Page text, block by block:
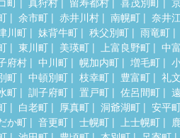
余市町 赤井川村 南幌町 奈井
川町
妹背牛町 秩父別町 雨竜町
東川町 美瑛町 上富良野町 中
府村
中川町 幌加内町 増毛町
町
中頓別町 枝幸町 豊富町 礼
町
訓子府町 置戸町 佐呂間町
白老町 厚真町 洞爺湖町 安平
か町
音更町 士幌町 上士幌町